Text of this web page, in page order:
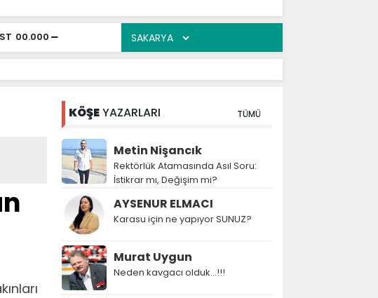
00.000
KÖŞEYAZARLARI TÜMÜ
Metin Nişancık
Rektörlük Atamasında Asıl Soru:
İstikrar mı, Değişim mi?
AYSENUR ELMACI
Karasu için ne yapıyor SUNUZ?
Murat Uygun
Neden kavgacı olduk…!!!